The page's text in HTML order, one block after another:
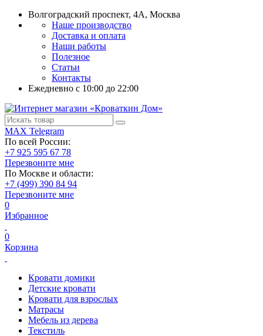
Волгоградский проспект, 4А, Москва
Наше производство
Доставка и оплата
Наши работы
Полезное
Статьи
Контакты
Ежедневно c 10:00 до 22:00
MAX Telegram
По всей России:
+7 925 595 67 78
Перезвоните мне
По Москве и области:
+7 (499) 390 84 94
Перезвоните мне
0
Избранное
0
Корзина
Кровати домики
Детские кровати
Кровати для взрослых
Матрасы
Мебель из дерева
Текстиль